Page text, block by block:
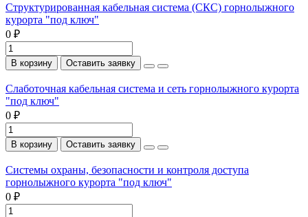
Структурированная кабельная система (СКС) горнолыжного
курорта "под ключ"
0 ₽
В корзину Оставить заявку
Слаботочная кабельная система и сеть горнолыжного курорта
"под ключ"
0 ₽
В корзину Оставить заявку
Системы охраны, безопасности и контроля доступа
горнолыжного курорта "под ключ"
0 ₽